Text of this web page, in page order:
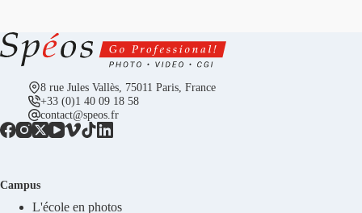
8 rue Jules Vallès, 75011 Paris, France
+33 (0)1 40 09 18 58
contact@speos.fr
Campus
L'école en photos